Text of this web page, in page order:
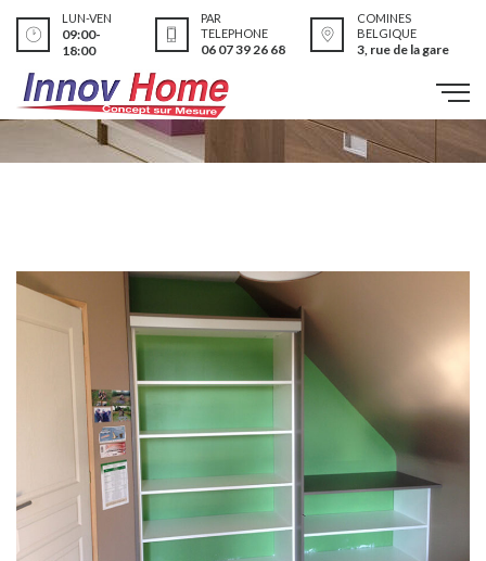
LUN-VEN
09:00-
18:00
PAR
TELEPHONE
06 07 39 26 68
COMINES
BELGIQUE
3, rue de la gare
Réalisations